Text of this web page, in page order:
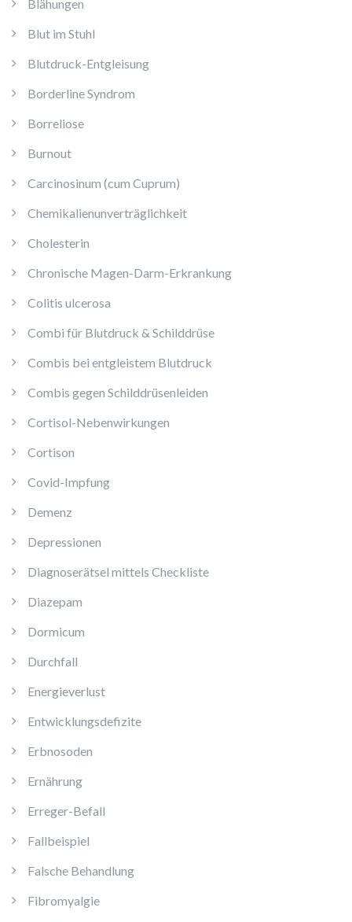
Blähungen
Blut im Stuhl
Blutdruck-Entgleisung
Borderline Syndrom
Borreliose
Burnout
Carcinosinum (cum Cuprum)
Chemikalienunverträglichkeit
Cholesterin
Chronische Magen-Darm-Erkrankung
Colitis ulcerosa
Combi für Blutdruck & Schilddrüse
Combis bei entgleistem Blutdruck
Combis gegen Schilddrüsenleiden
Cortisol-Nebenwirkungen
Cortison
Covid-Impfung
Demenz
Depressionen
Diagnoserätsel mittels Checkliste
Diazepam
Dormicum
Durchfall
Energieverlust
Entwicklungsdefizite
Erbnosoden
Ernährung
Erreger-Befall
Fallbeispiel
Falsche Behandlung
Fibromyalgie